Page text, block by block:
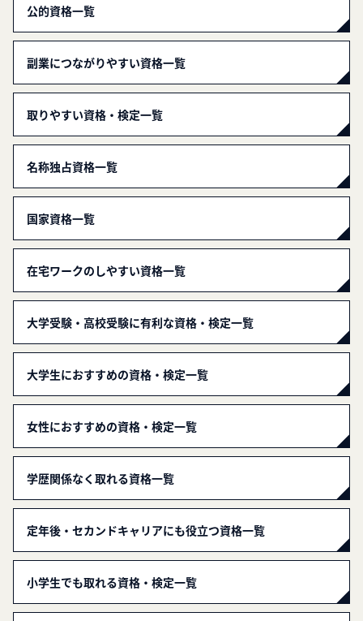
公的資格一覧
副業につながりやすい資格一覧
取りやすい資格・検定一覧
名称独占資格一覧
国家資格一覧
在宅ワークのしやすい資格一覧
大学受験・高校受験に有利な資格・検定一覧
大学生におすすめの資格・検定一覧
女性におすすめの資格・検定一覧
学歴関係なく取れる資格一覧
定年後・セカンドキャリアにも役立つ資格一覧
小学生でも取れる資格・検定一覧